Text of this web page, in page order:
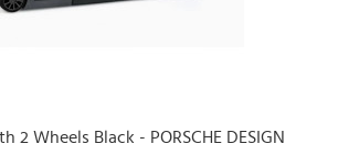
2 Wheels Black - PORSCHE DESIGN